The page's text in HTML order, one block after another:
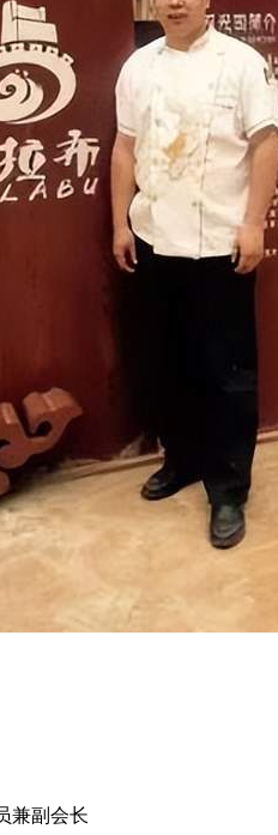
兼副会长